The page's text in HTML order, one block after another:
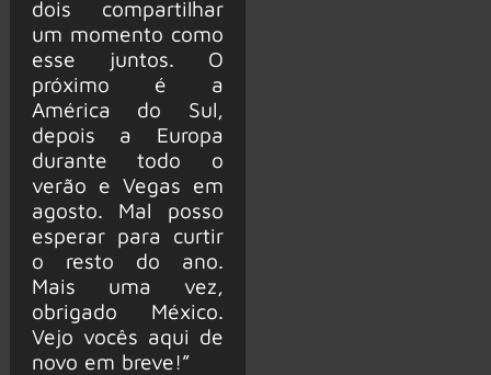
dois compartilhar
um momento como
esse juntos. O
próximo é a
América do Sul,
depois a Europa
durante todo o
verão e Vegas em
agosto. Mal posso
esperar para curtir
o resto do ano.
Mais uma vez,
obrigado México.
Vejo vocês aqui de
novo em breve!”